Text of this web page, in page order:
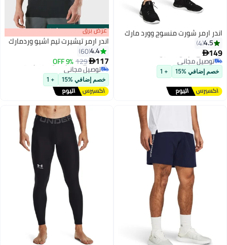
اندر ارمر شورت منسوج وورد مارك
4.5
4
149
#7 في الرجال بناطيل للنشاط
توصيل مجاني
#7 في الرجال بناطيل للنشاط
خصم إضافي %15 + 1
00m:00s
·
100% Left عرض برق
اندر ارمر تيشيرت تيم اشيو وردمارك
4.4
60
117
129
9% OFF #7 في تيشيرتات رياضية رجالية
توصيل مجاني
#7 في تيشيرتات رياضية رجالية
خصم إضافي %15 + 1